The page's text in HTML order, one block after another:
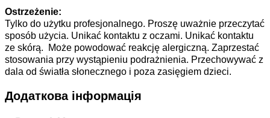
Ostrzeżenie:
Tylko do użytku profesjonalnego. Proszę uważnie przeczytać
sposób użycia. Unikać kontaktu z oczami. Unikać kontaktu
ze skórą. Może powodować reakcję alergiczną. Zaprzestać
stosowania przy wystąpieniu podrażnienia. Przechowywać z
dala od światła słonecznego i poza zasięgiem dzieci.
Додаткова інформація